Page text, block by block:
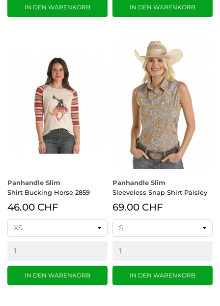
IN DEN WARENKORB IN DEN WARENKORB
Panhandle Slim
Shirt Bucking Horse 2859
46.00 CHF
IN DEN WARENKORB
Panhandle Slim
Sleeveless Snap Shirt Paisley
69.00 CHF
IN DEN WARENKORB